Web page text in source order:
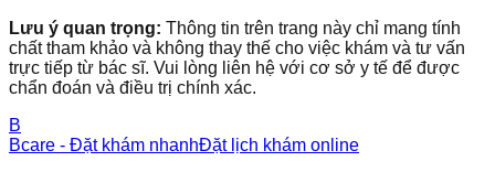
Lưu ý quan trọng: Thông tin trên trang này chỉ mang tính
chất tham khảo và không thay thế cho việc khám và tư vấn
trực tiếp từ bác sĩ. Vui lòng liên hệ với cơ sở y tế để được
chẩn đoán và điều trị chính xác.
B
Bcare - Đặt khám nhanhĐặt lịch khám online